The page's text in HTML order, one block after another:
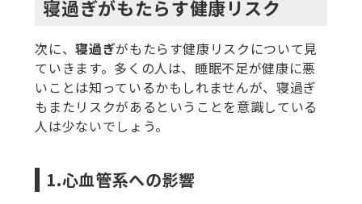
寝過ぎがもたらす健康リスク
次に、寝過ぎがもたらす健康リスクについて見
ていきます。多くの人は、睡眠不足が健康に悪
いことは知っているかもしれませんが、寝過ぎ
もまたリスクがあるということを意識している
人は少ないでしょう。
1.心血管系への影響